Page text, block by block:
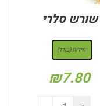
שורש סלרי
יחידות (בודד)
₪7.80